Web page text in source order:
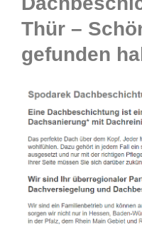
Thür –
gefunden